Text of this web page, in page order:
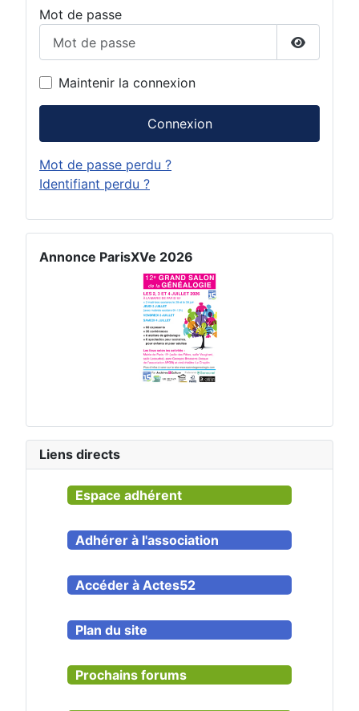
Mot de passe
Afficher
Maintenir la connexion
Connexion
Mot de passe perdu ?
Identifiant perdu ?
Annonce ParisXVe 2026
Liens directs
Espace adhérent
Adhérer à l'association
Accéder à Actes52
Plan du site
Prochains forums